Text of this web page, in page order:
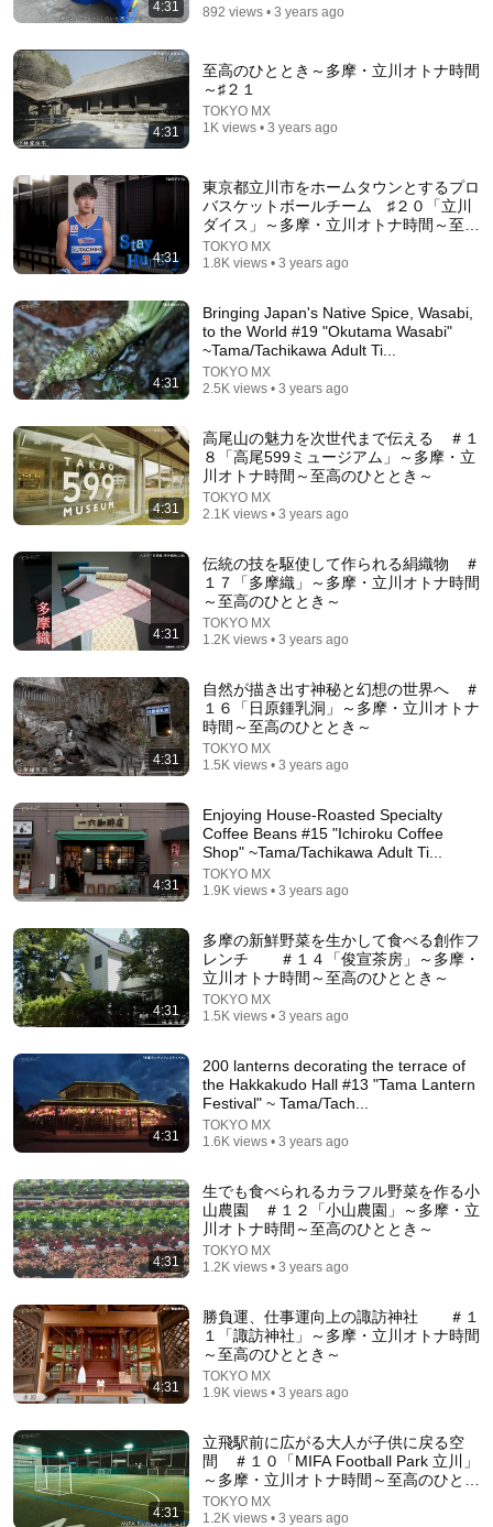
41:13
Physical Changes That Occur One Month Before
歳月の足跡
Auto-dubbed
386K views
with the worst security," has become a desira...
東京の街と公園ガイド パークナビ
Auto-dubbed
57K views
[Overseas Reactions] The world praises Masako's
upper-class language skills, which astonished the...
世界が驚くJAPAN
Auto-dubbed
1.2M views
【Vlog】話題！人工砂浜タチヒビーチで女子2人BBQ
大会！《全編》
古城紋って一体何もん?!【教えて紋ちゃん】#推し紋
2K
views
4:31
892 views • 3 years ago
4:31
至高のひととき～多摩・立川オトナ時間
～♯２１
TOKYO MX
1K views • 3 years ago
4:31
東京都立川市をホームタウンとするプロ
バスケットボールチーム ♯２０「立川
ダイス」～多摩・立川オトナ時間～至高
のひととき～
TOKYO MX
1.8K views • 3 years ago
4:31
Bringing Japan's Native Spice, Wasabi,
to the World #19 "Okutama Wasabi"
~Tama/Tachikawa Adult Ti...
TOKYO MX
2.5K views • 3 years ago
4:31
高尾山の魅力を次世代まで伝える ＃１
８「高尾599ミュージアム」～多摩・立
川オトナ時間～至高のひととき～
TOKYO MX
2.1K views • 3 years ago
4:31
伝統の技を駆使して作られる絹織物 ＃
１７「多摩織」～多摩・立川オトナ時間
～至高のひととき～
TOKYO MX
1.2K views • 3 years ago
4:31
自然が描き出す神秘と幻想の世界へ ＃
１６「日原鍾乳洞」～多摩・立川オトナ
時間～至高のひととき～
TOKYO MX
1.5K views • 3 years ago
4:31
Enjoying House-Roasted Specialty
Coffee Beans #15 "Ichiroku Coffee
Shop" ~Tama/Tachikawa Adult Ti...
TOKYO MX
1.9K views • 3 years ago
4:31
多摩の新鮮野菜を生かして食べる創作フ
レンチ ＃１４「俊宣茶房」～多摩・
立川オトナ時間～至高のひととき～
TOKYO MX
1.5K views • 3 years ago
4:31
200 lanterns decorating the terrace of
the Hakkakudo Hall #13 "Tama Lantern
Festival" ~ Tama/Tach...
TOKYO MX
1.6K views • 3 years ago
4:31
生でも食べられるカラフル野菜を作る小
山農園 ＃１２「小山農園」～多摩・立
川オトナ時間～至高のひととき～
TOKYO MX
1.2K views • 3 years ago
4:31
勝負運、仕事運向上の諏訪神社 ＃１
１「諏訪神社」～多摩・立川オトナ時間
～至高のひととき～
TOKYO MX
1.9K views • 3 years ago
4:31
立飛駅前に広がる大人が子供に戻る空
間 ＃１０「MIFA Football Park 立川」
～多摩・立川オトナ時間～至高のひとと
き～
TOKYO MX
1.2K views • 3 years ago